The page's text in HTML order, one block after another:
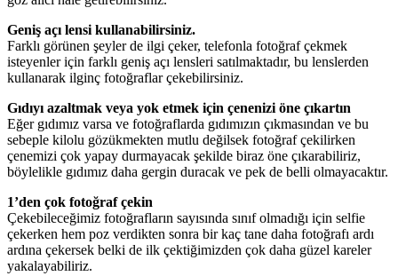
Geniş açı lensi kullanabilirsiniz.
Farklı görünen şeyler de ilgi çeker, telefonla fotoğraf çekmek
isteyenler için farklı geniş açı lensleri satılmaktadır, bu lenslerden
kullanarak ilginç fotoğraflar çekebilirsiniz.
Gıdıyı azaltmak veya yok etmek için çenenizi öne çıkartın
Eğer gıdımız varsa ve fotoğraflarda gıdımızın çıkmasından ve bu
sebeple kilolu gözükmekten mutlu değilsek fotoğraf çekilirken
çenemizi çok yapay durmayacak şekilde biraz öne çıkarabiliriz,
böylelikle gıdımız daha gergin duracak ve pek de belli olmayacaktır.
1’den çok fotoğraf çekin
Çekebileceğimiz fotoğrafların sayısında sınıf olmadığı için selfie
çekerken hem poz verdikten sonra bir kaç tane daha fotoğrafı ardı
ardına çekersek belki de ilk çektiğimizden çok daha güzel kareler
yakalayabiliriz.